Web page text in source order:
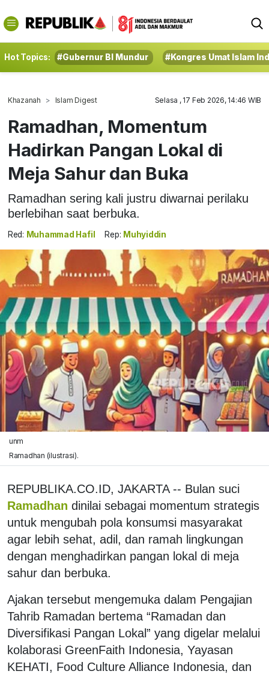
Hot Topics: #Gubernur BI Mundur #Kongres Umat Islam
Khazanah Islam Digest Selasa , 17 Feb 2026, 14:46 WIB
Ramadhan, Momentum
Hadirkan Pangan Lokal di
Meja Sahur dan Buka
Ramadhan sering kali justru diwarnai perilaku
berlebihan saat berbuka.
Red: Muhammad Hafil Rep: Muhyiddin
unm
Ramadhan (ilustrasi).
REPUBLIKA.CO.ID, JAKARTA -- Bulan suci
Ramadhan dinilai sebagai momentum strategis
untuk mengubah pola konsumsi masyarakat
agar lebih sehat, adil, dan ramah lingkungan
dengan menghadirkan pangan lokal di meja
sahur dan berbuka.
Ajakan tersebut mengemuka dalam Pengajian
Tahrib Ramadan bertema “Ramadan dan
Diversifikasi Pangan Lokal” yang digelar melalui
kolaborasi GreenFaith Indonesia, Yayasan
KEHATI, Food Culture Alliance Indonesia, dan